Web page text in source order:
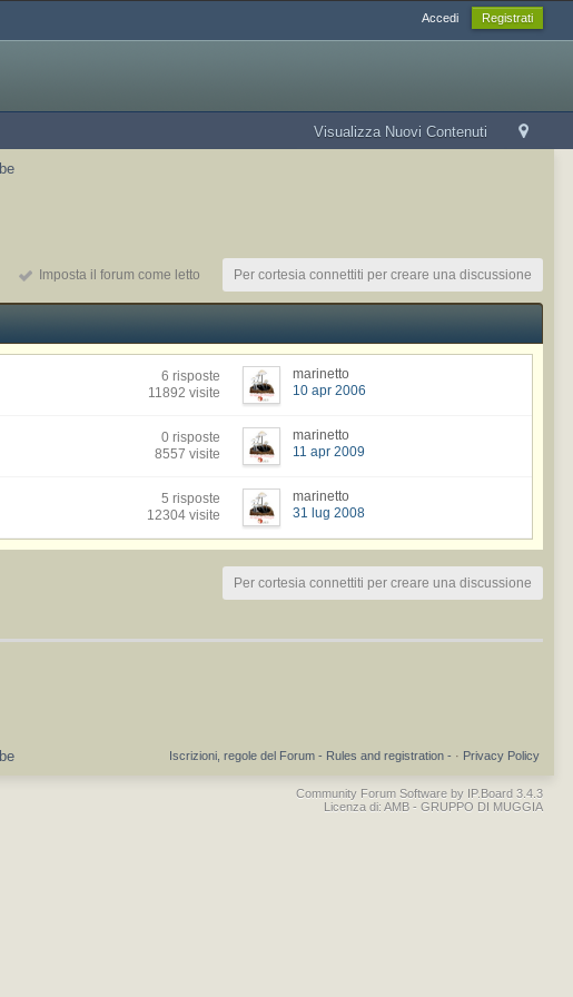
Accedi Registrati
Visualizza Nuovi Contenuti
Per cortesia connettiti per creare una discussione
Imposta il forum come letto
6 risposte
11892 visite
marinetto
10 apr 2006
0 risposte
8557 visite
marinetto
11 apr 2009
5 risposte
12304 visite
marinetto
31 lug 2008
Per cortesia connettiti per creare una discussione
Privacy Policy
Iscrizioni, regole del Forum - Rules and registration - ·
Community Forum Software by IP.Board 3.4.3
Licenza di: AMB - GRUPPO DI MUGGIA